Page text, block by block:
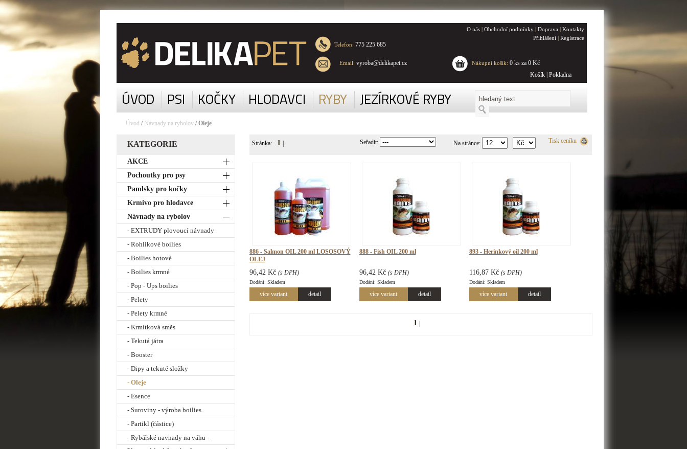
Telefon: 775 225 685
Email: vyroba@delikapet.cz
O nás | Obchodní podmínky | Doprava | Kontakty
Přihlášení | Registrace
Nákupní košík: 0 ks za 0 Kč
Košík
Pokladna
ÚVOD PSI KOČKY HLODAVCI RYBY JEZÍRKOVÉ RYBY
Úvod / Návnady na rybolov/ Oleje
KATEGORIE
AKCE
Pochoutky pro psy
Pamlsky pro kočky
Krmivo pro hlodavce
Návnady na rybolov
- EXTRUDY plovoucí návnady
- Rohlikové boilies
- Boilies hotové
- Boilies krmné
- Pop - Ups boilies
- Pelety
- Pelety krmné
- Krmítková směs
- Tekutá játra
- Booster
- Dipy a tekuté složky
- Oleje
- Esence
- Suroviny - výroba boilies
- Partikl (částice)
- Rybářské navnady na váhu -
Seřadit: Na stránce: Tisk ceníku
Stránka: 1
886 - Salmon OIL 200 ml LOSOSOVÝ
OLEJ
96,42 Kč (s DPH)
Dodání: Skladem
více variant detail
888 - Fish OIL 200 ml
96,42 Kč (s DPH)
Dodání: Skladem
více variant detail
893 - Herinkový oil 200 ml
116,87 Kč (s DPH)
Dodání: Skladem
více variant detail
1